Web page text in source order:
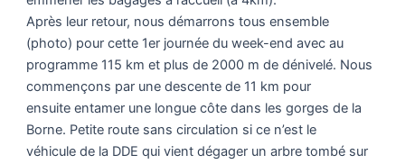
Après leur retour, nous démarrons tous ensemble
(photo) pour cette 1er journée du week-end avec au
programme 115 km et plus de 2000 m de dénivelé. Nous
commençons par une descente de 11 km pour
ensuite entamer une longue côte dans les gorges de la
Borne. Petite route sans circulation si ce n’est le
véhicule de la DDE qui vient dégager un arbre tombé sur